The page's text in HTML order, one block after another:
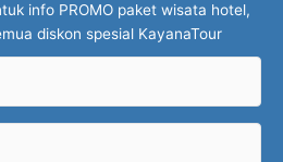
info PROMO paket wisata hotel,
diskon spesial KayanaTour